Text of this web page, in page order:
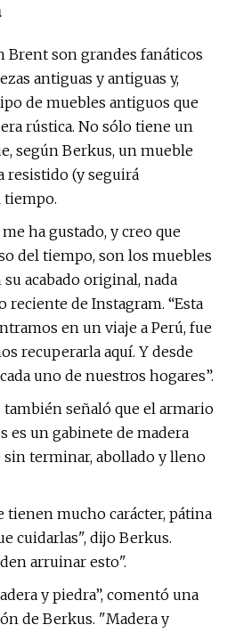
Brent son grandes fanáticos
antiguas y antiguas y,
de muebles antiguos que
rústica. No sólo tiene un
según Berkus, un mueble
resistido (y seguirá
tiempo.
ha gustado, y creo que
del tiempo, son los muebles
acabado original, nada
reciente de Instagram. “Esta
en un viaje a Perú, fue
recuperarla aquí. Y desde
uno de nuestros hogares”.
también señaló que el armario
es un gabinete de madera
terminar, abollado y lleno
tienen mucho carácter, pátina
cuidarlas", dijo Berkus.
arruinar esto".
y piedra”, comentó una
de Berkus. "Madera y